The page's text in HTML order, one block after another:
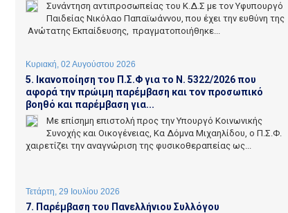
Συνάντηση αντιπροσωπείας του Κ.Δ.Σ με τον Υφυπουργό
Παιδείας Νικόλαο Παπαϊωάννου, που έχει την ευθύνη της
Ανώτατης Εκπαίδευσης, πραγματοποιήθηκε...
Κυριακή, 02 Αυγούστου 2026
5. Ικανοποίηση του Π.Σ.Φ για το Ν. 5322/2026 που
αφορά την πρώιμη παρέμβαση και τον προσωπικό
βοηθό και παρέμβαση για...
Με επίσημη επιστολή προς την Υπουργό Κοινωνικής
Συνοχής και Οικογένειας, Κα Δόμνα Μιχαηλίδου, ο Π.Σ.Φ.
χαιρετίζει την αναγνώριση της φυσικοθεραπείας ως...
Τετάρτη, 29 Ιουλίου 2026
7. Παρέμβαση του Πανελλήνιου Συλλόγου